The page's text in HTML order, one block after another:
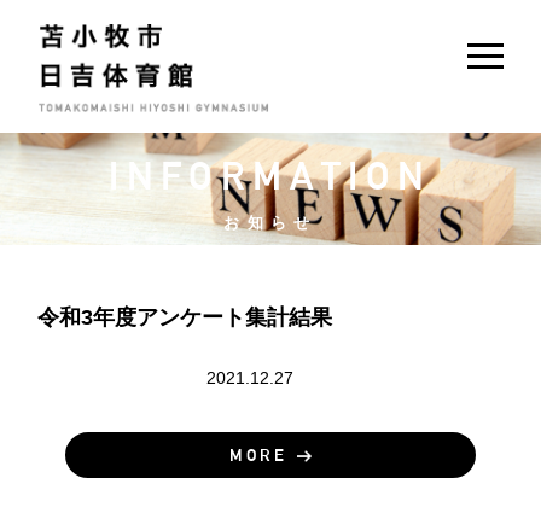
INFORMATION
お知らせ
令和3年度アンケート集計結果
2021.12.27
MORE